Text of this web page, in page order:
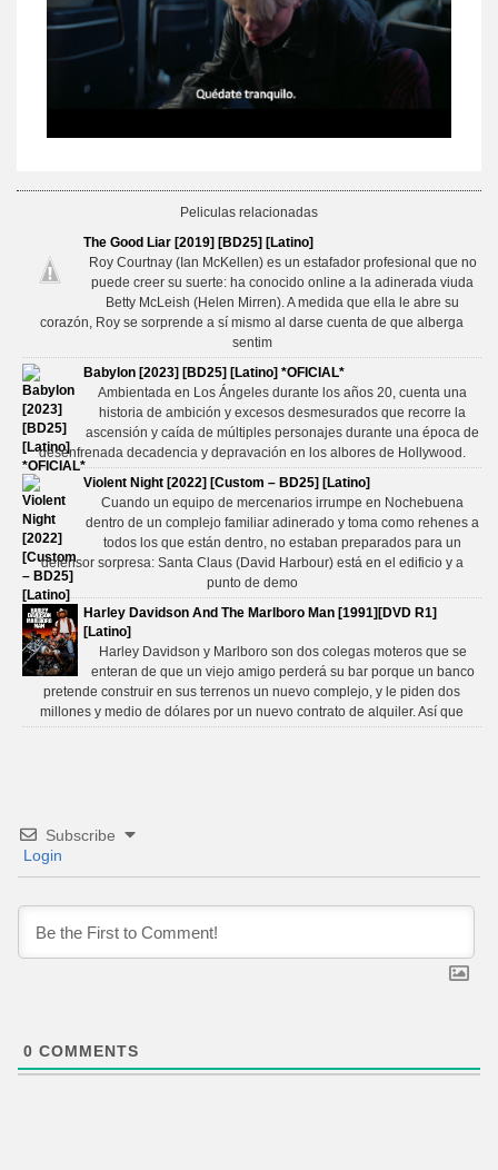
Peliculas relacionadas
The Good Liar [2019] [BD25] [Latino]
Roy Courtnay (Ian McKellen) es un estafador profesional que no
puede creer su suerte: ha conocido online a la adinerada viuda
Betty McLeish (Helen Mirren). A medida que ella le abre su
corazón, Roy se sorprende a sí mismo al darse cuenta de que alberga
sentim
Babylon [2023] [BD25] [Latino] *OFICIAL*
Ambientada en Los Ángeles durante los años 20, cuenta una
historia de ambición y excesos desmesurados que recorre la
ascensión y caída de múltiples personajes durante una época de
desenfrenada decadencia y depravación en los albores de Hollywood.
Violent Night [2022] [Custom – BD25] [Latino]
Cuando un equipo de mercenarios irrumpe en Nochebuena
dentro de un complejo familiar adinerado y toma como rehenes a
todos los que están dentro, no estaban preparados para un
defensor sorpresa: Santa Claus (David Harbour) está en el edificio y a
punto de demo
Harley Davidson And The Marlboro Man [1991][DVD R1]
[Latino]
Harley Davidson y Marlboro son dos colegas moteros que se
enteran de que un viejo amigo perderá su bar porque un banco
pretende construir en sus terrenos un nuevo complejo, y le piden dos
millones y medio de dólares por un nuevo contrato de alquiler. Así que
Subscribe
Login
0 COMMENTS